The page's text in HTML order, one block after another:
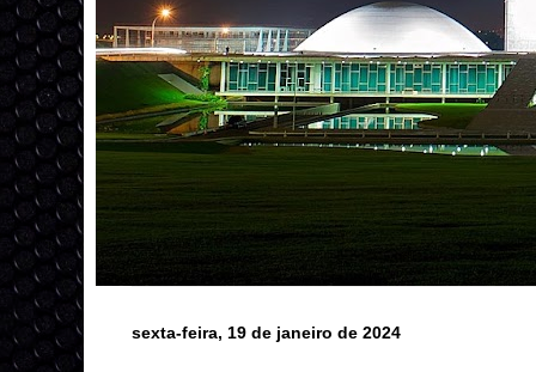
sexta-feira, 19 de janeiro de 2024